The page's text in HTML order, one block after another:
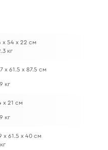
х 54 х 22 см
кг
х 61.5 х 87.5 см
кг
х 21 см
кг
х 61.5 х 40 см